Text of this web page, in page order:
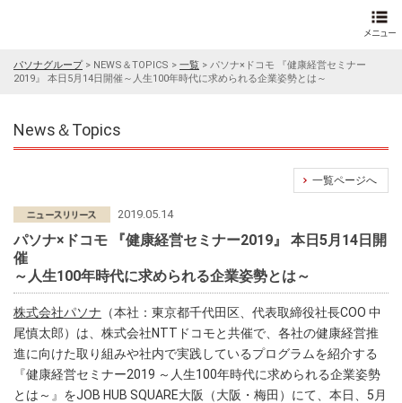
パソナグループ> NEWS＆TOPICS > 一覧 > パソナ×ドコモ 『健康経営セミナー
2019』 本日5月14日開催～人生100年時代に求められる企業姿勢とは～
News＆Topics
一覧ページへ
2019.05.14
パソナ×ドコモ 『健康経営セミナー2019』 本日5月14日開
催
～人生100年時代に求められる企業姿勢とは～
株式会社パソナ （本社：東京都千代田区、代表取締役社長COO 中
尾慎太郎）は、株式会社NTTドコモと共催で、各社の健康経営推
進に向けた取り組みや社内で実践しているプログラムを紹介する
『健康経営セミナー2019 ～人生100年時代に求められる企業姿勢
とは～』をJOB HUB SQUARE大阪（大阪・梅田）にて、本日、5月